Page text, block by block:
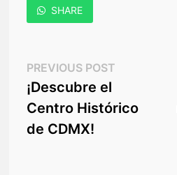
SHARE
Navegación
de
entradas
PREVIOUS POST
¡Descubre el
Centro Histórico
de CDMX!